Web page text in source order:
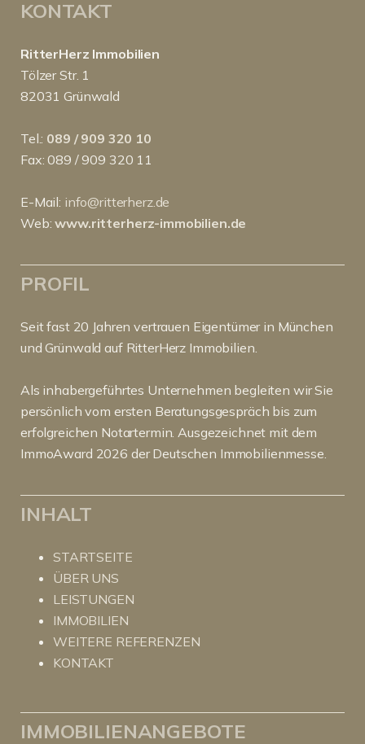
KONTAKT
RitterHerz Immobilien
Tölzer Str. 1
82031 Grünwald
Tel.: 089 / 909 320 10
Fax: 089 / 909 320 11
E-Mail: info@ritterherz.de
Web:www.ritterherz-immobilien.de
PROFIL
Seit fast 20 Jahren vertrauen Eigentümer in München
und Grünwald auf RitterHerz Immobilien.
Als inhabergeführtes Unternehmen begleiten wir Sie
persönlich vom ersten Beratungsgespräch bis zum
erfolgreichen Notartermin. Ausgezeichnet mit dem
ImmoAward 2026 der Deutschen Immobilienmesse.
INHALT
STARTSEITE
ÜBER UNS
LEISTUNGEN
IMMOBILIEN
WEITERE REFERENZEN
KONTAKT
IMMOBILIENANGEBOTE